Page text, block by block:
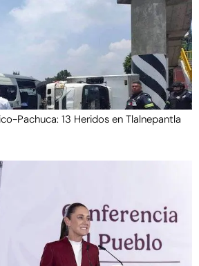
Pachuca: 13 Heridos en Tlalnepantla